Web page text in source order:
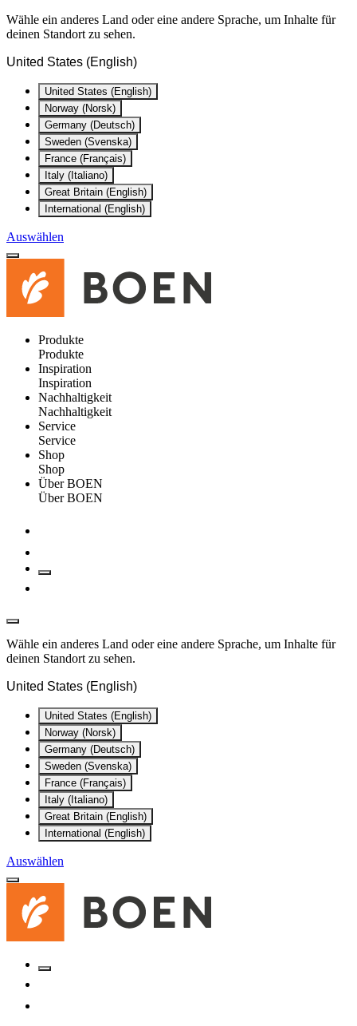
Wähle ein anderes Land oder eine andere Sprache, um Inhalte für
deinen Standort zu sehen.
United States (English)
United States (English)
Norway (Norsk)
Germany (Deutsch)
Sweden (Svenska)
France (Français)
Italy (Italiano)
Great Britain (English)
International (English)
Auswählen
Produkte
Produkte
Inspiration
Inspiration
Nachhaltigkeit
Nachhaltigkeit
Service
Service
Shop
Shop
Über BOEN
Über BOEN
Wähle ein anderes Land oder eine andere Sprache, um Inhalte für
deinen Standort zu sehen.
United States (English)
United States (English)
Norway (Norsk)
Germany (Deutsch)
Sweden (Svenska)
France (Français)
Italy (Italiano)
Great Britain (English)
International (English)
Auswählen